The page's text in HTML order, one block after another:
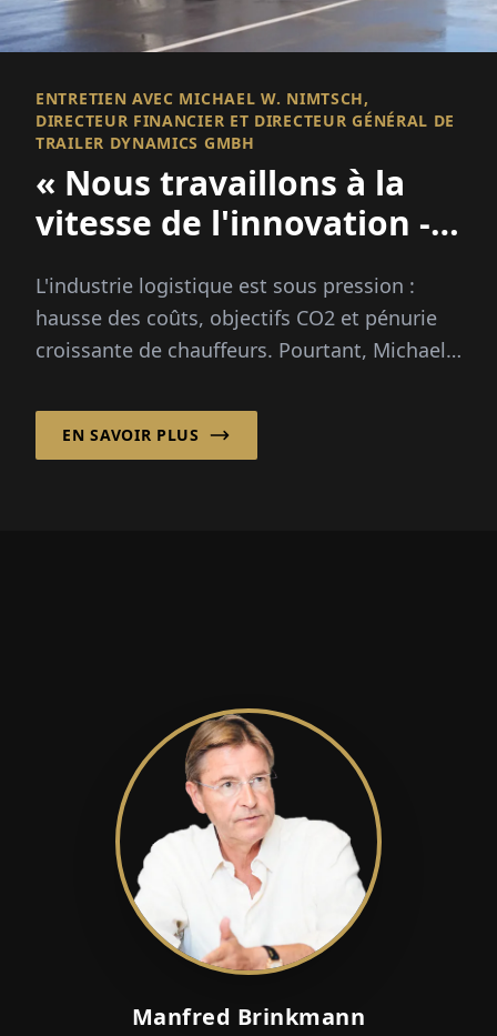
ENTRETIEN AVEC MICHAEL W. NIMTSCH,
DIRECTEUR FINANCIER ET DIRECTEUR GÉNÉRAL DE
TRAILER DYNAMICS GMBH
« Nous travaillons à la
vitesse de l'innovation -
n'est pas le cas de la
bureaucratie »
L'industrie logistique est sous pression :
hausse des coûts, objectifs CO2 et pénurie
croissante de chauffeurs. Pourtant, Michael
EN SAVOIR PLUS
Manfred Brinkmann